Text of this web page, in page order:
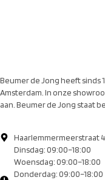
Beumer de Jong heeft sinds
Amsterdam. In onze
aan. Beumer de Jong staat
Haarlemmermeerstraat
Dinsdag: 09:00–18:00
Woensdag: 09:00–18:00
Donderdag: 09:00–18:00